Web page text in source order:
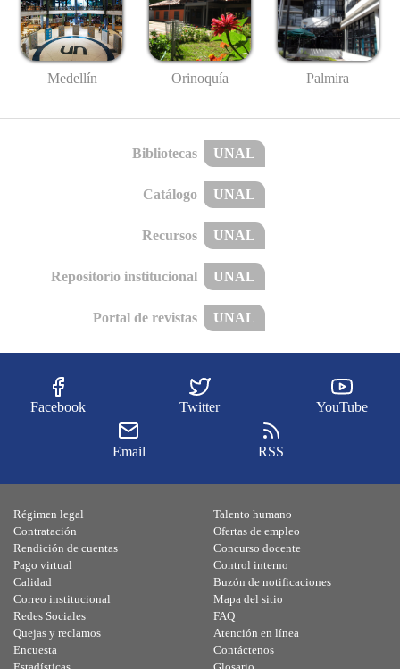
Medellín Orinoquía Palmira
Bibliotecas UNAL
Catálogo UNAL
Recursos UNAL
Repositorio institucional UNAL
Portal de revistas UNAL
Facebook Twitter YouTube
Email RSS
Régimen legal
Contratación
Rendición de cuentas
Pago virtual
Calidad
Talento humano
Ofertas de empleo
Concurso docente
Control interno
Buzón de notificaciones
Correo institucional
Redes Sociales
Quejas y reclamos
Encuesta
Mapa del sitio
FAQ
Atención en línea
Contáctenos